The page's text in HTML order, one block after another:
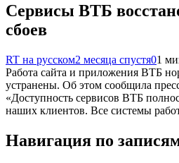
Сервисы ВТБ
сбоев
RT на русском2 месяца спустя01
Работа сайта и приложения ВТБ
устранены. Об этом сообщила
«Доступность сервисов ВТБ
наших клиентов. Все системы
Навигация по